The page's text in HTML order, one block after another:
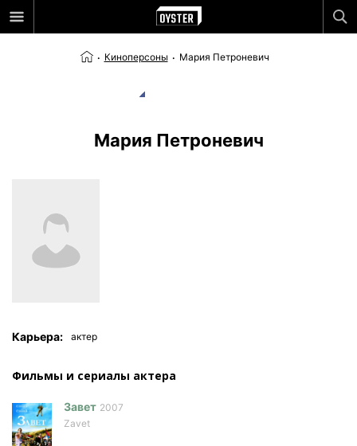
Киноперсоны Мария Петроневич
Мария Петроневич
Карьера: актер
Фильмы и сериалы актера
Завет 2007
Zavet